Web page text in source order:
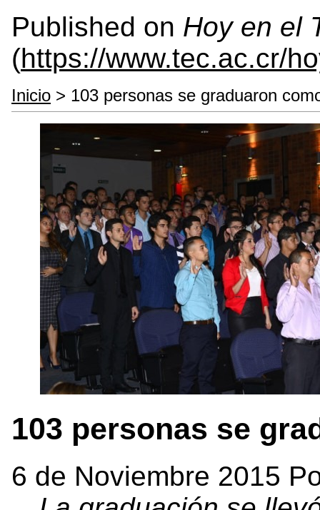
Published on Hoy en el
(https://www.tec.ac.cr/
Inicio > 103 personas se graduaron
103 personas se
6 de Noviembre 2015